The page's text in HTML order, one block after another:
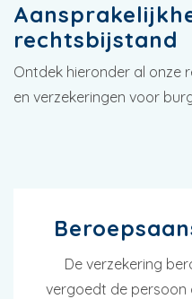
rechtsbijstand
Ontdek hieronder al onze
en verzekeringen voor
De verzekering
vergoedt de